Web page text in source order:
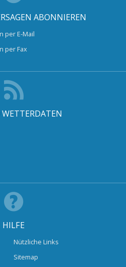
ABONNIEREN
per E-Mail
per Fax
WETTERDATEN
HILFE
Nützliche Links
Sitemap